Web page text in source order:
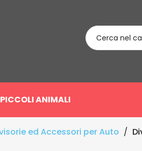
PICCOLI ANIMALI
ed Accessori per Auto